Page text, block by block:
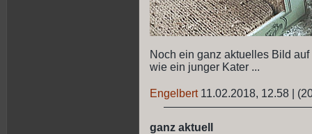
Noch ein ganz aktuelles Bild
wie ein junger Kater ...
Engelbert 11.02.2018, 12.58
ganz aktuell